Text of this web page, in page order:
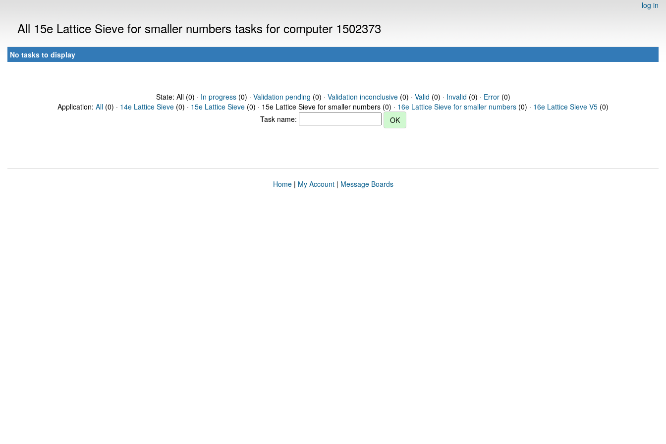
log in
All 15e Lattice Sieve for smaller numbers tasks for computer 1502373
No tasks to display
State: All (0) · In progress(0) · Validation pending (0) · Validation inconclusive(0) · Valid (0) · Invalid (0) · Error(0)
Application: All (0) · 14e Lattice Sieve (0) · 15e Lattice Sieve (0) · 15e Lattice Sieve for smaller numbers (0) · 16e Lattice Sieve for smaller numbers (0) · 16e Lattice Sieve V5 (0)
Task name:
Home| My Account| Message Boards